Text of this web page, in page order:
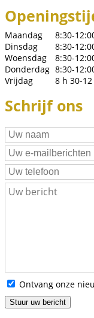
Maandag
8:30-
Dinsdag
8:30-
Woensdag
8:30-
Donderdag 8:30-
Vrijdag
8 h 30-
Schrijf ons
Ontvang onze
Stuur uw bericht